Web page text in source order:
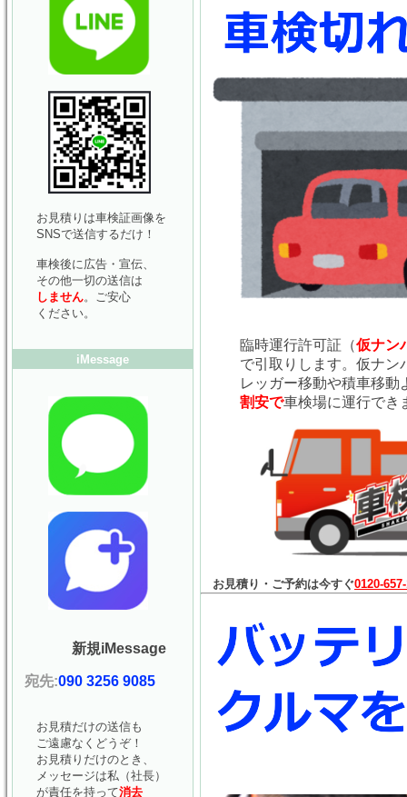
臨時運行許可証（仮ナン
で引取りします。仮ナン
レッガー移動や積車移動
割安で車検場に運行でき
お見積り・ご予約は今すぐ0120-
お見積りは車検証画像を
SNSで送信するだけ！
車検後に広告・宣伝、
その他一切の送信は
しません。ご安心
ください。
iMessage
新規iMessage
宛先:090 3256 9085
お見積だけの送信も
ご遠慮なくどうぞ！
お見積りだけのとき、
メッセージは私（社長）
が責任を持って消去